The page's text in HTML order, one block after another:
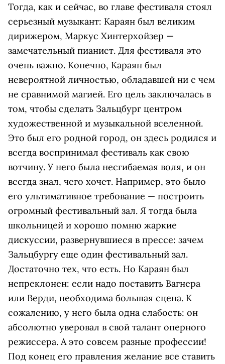
Тогда, как и сейчас, во главе фестиваля стоял
серьезный музыкант: Караян был великим
дирижером, Маркус Хинтерхойзер —
замечательный пианист. Для фестиваля это
очень важно. Конечно, Караян был
невероятной личностью, обладавшей ни с чем
не сравнимой магией. Его цель заключалась в
том, чтобы сделать Зальцбург центром
художественной и музыкальной вселенной.
Это был его родной город, он здесь родился и
всегда воспринимал фестиваль как свою
вотчину. У него была несгибаемая воля, и он
всегда знал, чего хочет. Например, это было
его ультимативное требование — построить
огромный фестивальный зал. Я тогда была
школьницей и хорошо помню жаркие
дискуссии, развернувшиеся в прессе: зачем
Зальцбургу еще один фестивальный зал.
Достаточно тех, что есть. Но Караян был
непреклонен: если надо поставить Вагнера
или Верди, необходима большая сцена. К
сожалению, у него была одна слабость: он
абсолютно уверовал в свой талант оперного
режиссера. А это совсем разные профессии!
Под конец его правления желание все ставить